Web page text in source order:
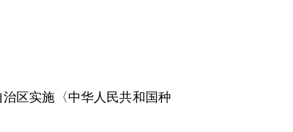
区实施〈中华人民共和国种